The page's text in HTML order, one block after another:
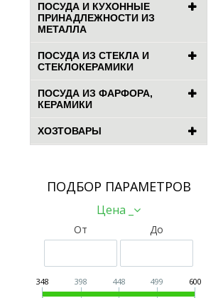
ПОСУДА И КУХОННЫЕ
ПРИНАДЛЕЖНОСТИ ИЗ
МЕТАЛЛА
ПОСУДА ИЗ СТЕКЛА И
СТЕКЛОКЕРАМИКИ
ПОСУДА ИЗ ФАРФОРА,
КЕРАМИКИ
ХОЗТОВАРЫ
ПОДБОР ПАРАМЕТРОВ
Цена _
От До
348 398 448 499 600